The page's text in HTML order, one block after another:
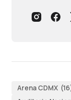
Arena CDMX